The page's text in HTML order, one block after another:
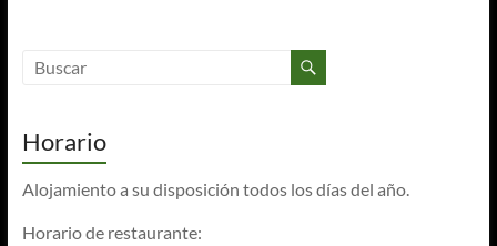
Horario
Alojamiento a su disposición todos los días del año.
Horario de restaurante: